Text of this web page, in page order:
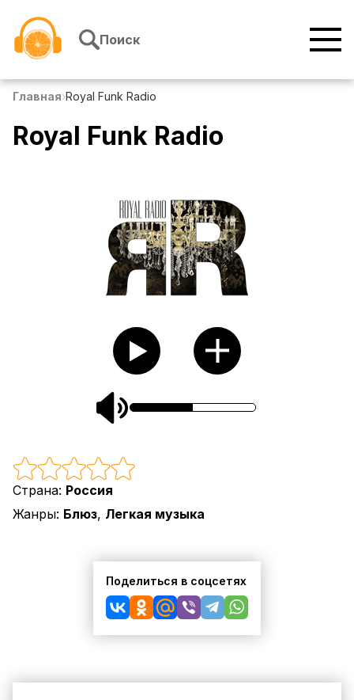
Поиск
Главная›Royal Funk Radio
Royal Funk Radio
Страна: Россия
Жанры: Блюз, Легкая музыка
Поделиться в соцсетях